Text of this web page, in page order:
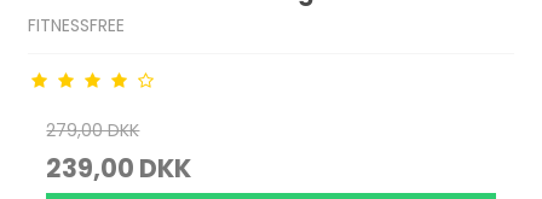
FITNESSFREE
279,00 DKK
239,00 DKK